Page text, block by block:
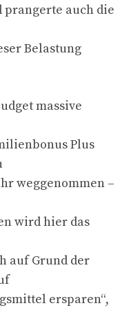
prangerte auch die
Belastung
massive
Plus
weggenommen –
wird hier das
auf Grund der
ersparen“,